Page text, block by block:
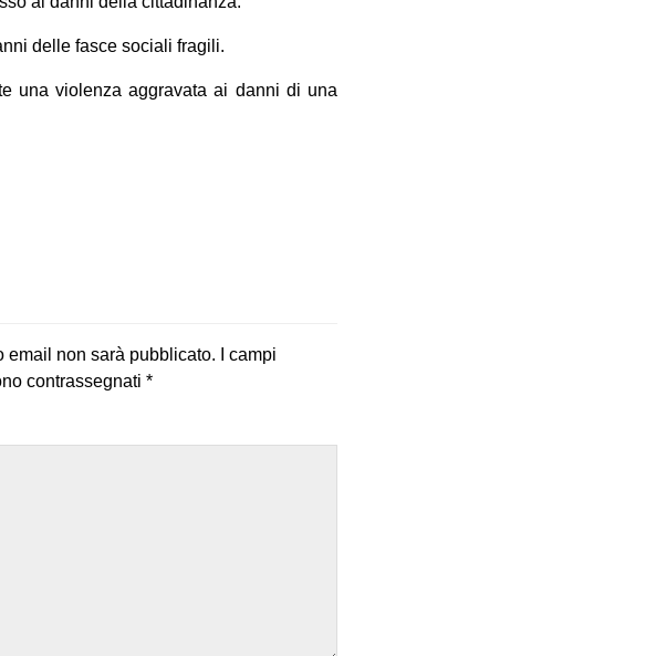
delle fasce sociali fragili.
una violenza aggravata ai danni di una
email non sarà pubblicato.
I campi
contrassegnati *